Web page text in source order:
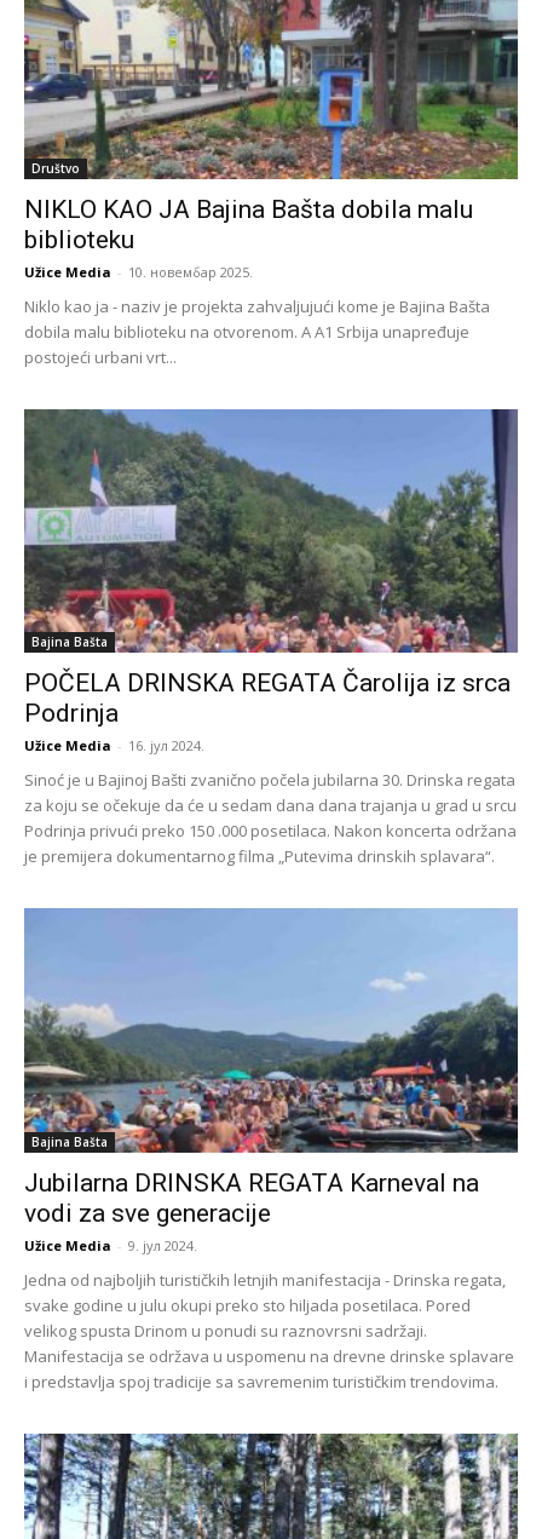
Društvo
NIKLO KAO JA Bajina Bašta dobila malu
biblioteku
Užice Media - 10. новембар 2025.
Niklo kao ja - naziv je projekta zahvaljujući kome je Bajina Bašta
dobila malu biblioteku na otvorenom. A A1 Srbija unapređuje
postojeći urbani vrt...
Bajina Bašta
POČELA DRINSKA REGATA Čarolija iz srca
Podrinja
Užice Media - 16. јул 2024.
Sinoć je u Bajinoj Bašti zvanično počela jubilarna 30. Drinska regata
za koju se očekuje da će u sedam dana dana trajanja u grad u srcu
Podrinja privući preko 150 .000 posetilaca. Nakon koncerta održana
je premijera dokumentarnog filma „Putevima drinskih splavara“.
Bajina Bašta
Jubilarna DRINSKA REGATA Karneval na
vodi za sve generacije
Užice Media - 9. јул 2024.
Jedna od najboljih turističkih letnjih manifestacija - Drinska regata,
svake godine u julu okupi preko sto hiljada posetilaca. Pored
velikog spusta Drinom u ponudi su raznovrsni sadržaji.
Manifestacija se održava u uspomenu na drevne drinske splavare
i predstavlja spoj tradicije sa savremenim turističkim trendovima.